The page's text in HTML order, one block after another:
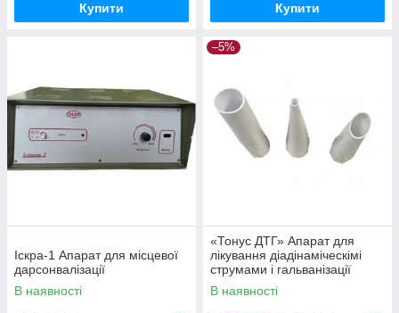
Купити Купити
Іскра-1 Апарат для місцевої
дарсонвалізації
В наявності
–5%
«Тонус ДТГ» Апарат для
лікування діадінаміческімі
струмами і гальванізації
В наявності